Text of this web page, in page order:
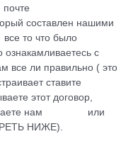
cоставлен нашими
то что было
с
все ли правильно ( это
ставите
этот договор,
нам
или
НИЖЕ).